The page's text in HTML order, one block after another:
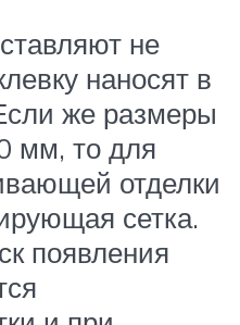
не
наносят в
же размеры
мм, то для
отделки
сетка.
появления